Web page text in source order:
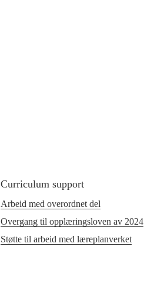
Curriculum support
Arbeid med overordnet del
Overgang til opplæringsloven av 2024
Støtte til arbeid med læreplanverket